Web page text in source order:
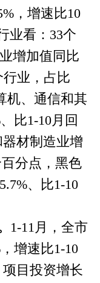
，增速比10
业看：33个
增加值同比
行业，占比
机、通信和其
比1-10月回
材制造业增
分点，黑色
、比1-10
1-11 月，全市
增速比1-10
目投资增长